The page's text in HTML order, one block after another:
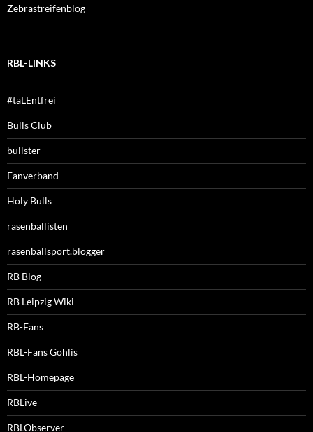
Zebrastreifenblog
RBL-LINKS
#taLEntfrei
Bulls Club
bullster
Fanverband
Holy Bulls
rasenballisten
rasenballsport.blogger
RB Blog
RB Leipzig Wiki
RB-Fans
RBL-Fans Gohlis
RBL-Homepage
RBLive
RBLObserver